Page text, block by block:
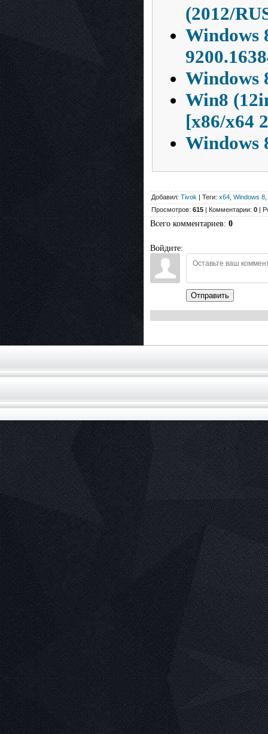
(2012/
Windows
Windows
Win8
[x86/x64
Windows
Добавил: Tivok | Теги: x64 Windows 8
Просмотров: 615 | Комментарии: 0 |
Всего комментариев: 0
Войдите:
Отправить